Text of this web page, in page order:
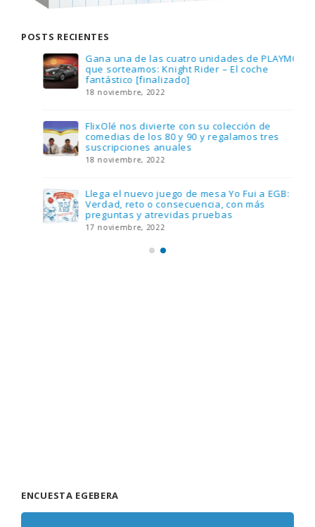
POSTS RECIENTES
Gana una de las cuatro unidades de PLAYMOBIL
que sorteamos: Knight Rider – El coche
fantástico [finalizado]
18 noviembre, 2022
FlixOlé nos divierte con su colección de
comedias de los 80 y 90 y regalamos tres
suscripciones anuales
18 noviembre, 2022
Llega el nuevo juego de mesa Yo Fui a EGB:
Verdad, reto o consecuencia, con más
preguntas y atrevidas pruebas
17 noviembre, 2022